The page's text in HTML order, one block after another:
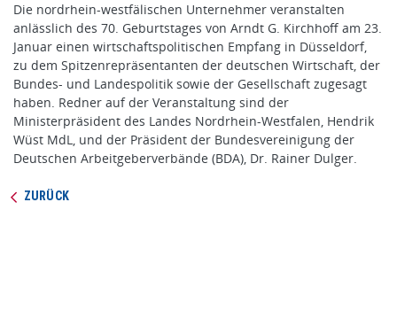
Die nordrhein-westfälischen Unternehmer veranstalten
anlässlich des 70. Geburtstages von Arndt G. Kirchhoff am 23.
Januar einen wirtschaftspolitischen Empfang in Düsseldorf,
zu dem Spitzenrepräsentanten der deutschen Wirtschaft, der
Bundes- und Landespolitik sowie der Gesellschaft zugesagt
haben. Redner auf der Veranstaltung sind der
Ministerpräsident des Landes Nordrhein-Westfalen, Hendrik
Wüst MdL, und der Präsident der Bundesvereinigung der
Deutschen Arbeitgeberverbände (BDA), Dr. Rainer Dulger.
ZURÜCK